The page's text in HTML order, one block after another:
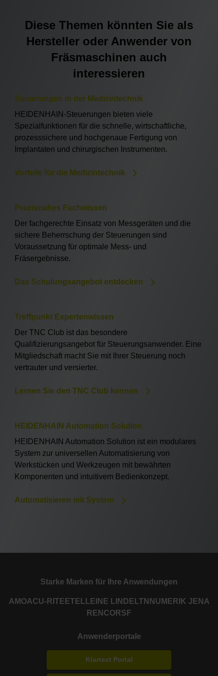
Diese Themen könnten Sie als
Hersteller oder Anwender von
Fräsmaschinen auch
interessieren
Steuerungen in der Medizintechnik
HEIDENHAIN-Steuerungen bieten viele
Spezialfunktionen für die schnelle, wirtschaftliche,
prozesssichere und hochgenaue Fertigung von
Implantaten und chirurgischen Instrumenten.
Vorteile für die Medizintechnik
Praxisnahes Fachwissen
Der fachgerechte Einsatz von Messgeräten und die
sichere Beherrschung der Steuerungen sind
Voraussetzung für optimale Mess- und
Fräsergebnisse.
Das Schulungsangebot entdecken
Treffpunkt Expertenwissen
Der TNC Club ist das besondere
Qualifizierungsangebot für Steuerungsanwender. Eine
Mitgliedschaft macht Sie mit Ihrer Steuerung noch
vertrauter und versierter.
Lernen Sie den TNC Club kennen
HEIDENHAIN Automation Solution
HEIDENHAIN Automation Solution ist ein modulares
System zur universellen Automatisierung von
Werkstücken und Werkzeugen mit bewährten
Komponenten und intuitivem Bedienkonzept.
Automatisieren mit System
Starke Marken für Ihre Anwendungen
AMOACU-RITE ETEL LEINE LINDE LTN NUMERIK JENA
RENCORSF
Anwenderportale
Klartext Portal